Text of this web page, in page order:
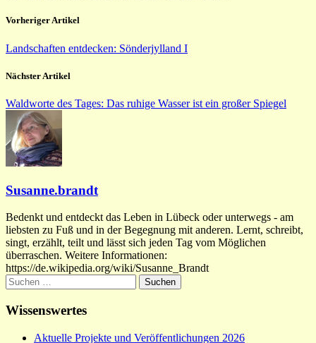
Vorheriger Artikel
Landschaften entdecken: Sönderjylland I
Nächster Artikel
Waldworte des Tages: Das ruhige Wasser ist ein großer Spiegel
Susanne.brandt
Bedenkt und entdeckt das Leben in Lübeck oder unterwegs - am
liebsten zu Fuß und in der Begegnung mit anderen. Lernt, schreibt,
singt, erzählt, teilt und lässt sich jeden Tag vom Möglichen
überraschen. Weitere Informationen:
https://de.wikipedia.org/wiki/Susanne_Brandt
Suchen
nach:
Wissenswertes
Aktuelle Projekte und Veröffentlichungen 2026